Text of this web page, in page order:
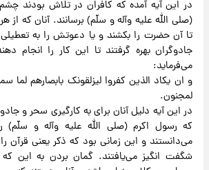
در این آیه آمده که کافران در تلاش بودند
(صلی الله علیه وآله و سلّم) برسانند. آنان که از
تا آن حضرت را بکشند و یا دعوتش را به تعطیلی
جادوگران بهره گرفتند تا این کار را انجام
می‌فرماید:
و ان یکاد الذین کفروا لیزلقونک بابصارهم لما
لمجنون.
در این آیه دلیل آنان برای به کارگیری سحر و
که رسول اکرم (صلی الله علیه وآله و
می‌دانستند و این زمانی بود که ذکر یعنی قرآن
شگفت انگیز می‌یافتند. گمان بردن به این